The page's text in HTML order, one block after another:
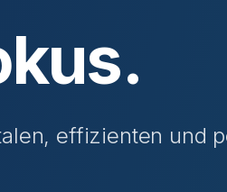
effizienten und